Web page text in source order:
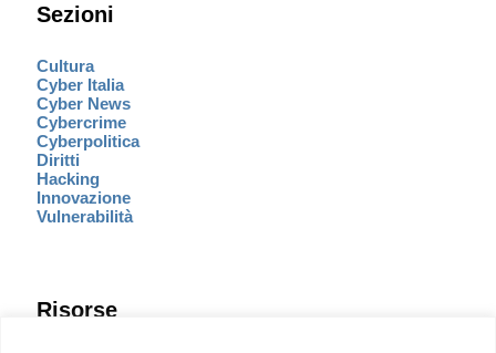
Sezioni
Cultura
Cyber Italia
Cyber News
Cybercrime
Cyberpolitica
Diritti
Hacking
Innovazione
Vulnerabilità
Risorse